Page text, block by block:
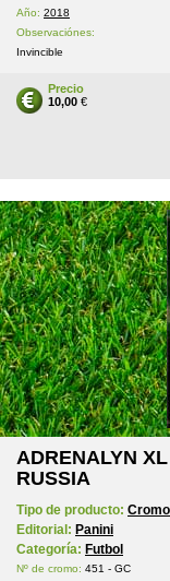
Año: 2018
Observaciónes:
Invincible
Precio
10,00 €
ADRENALYN
RUSSIA
Tipo de producto:
Editorial: Panini
Categoría: Futbol
Nº de cromo: 451 - GC